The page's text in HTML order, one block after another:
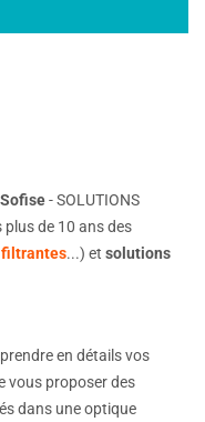
Sofise- SOLUTIONS
plus de 10 ans des
filtrantes...) et solutions
en détails vos
vous proposer des
dans une optique